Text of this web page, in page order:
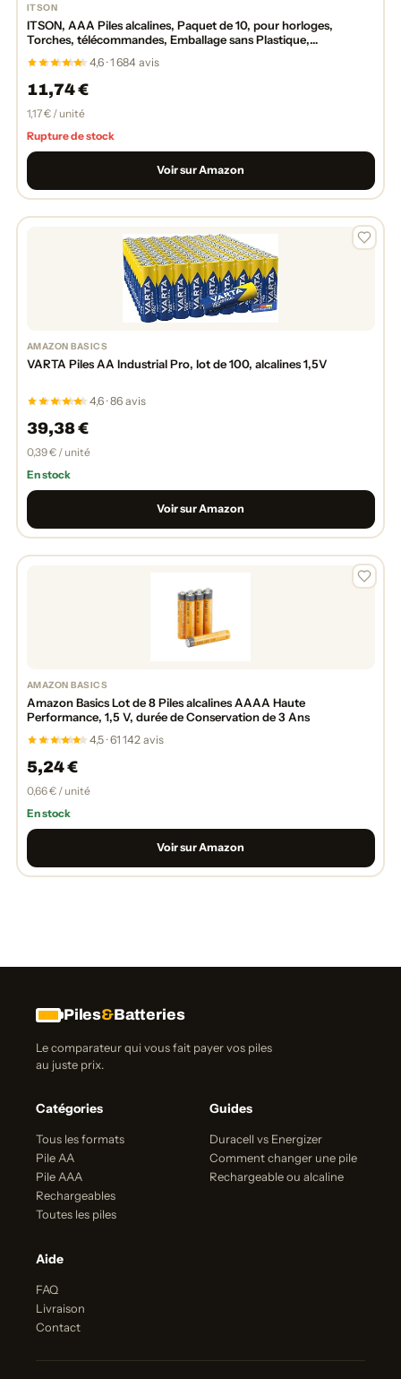
ITSON
ITSON, AAA Piles alcalines, Paquet de 10, pour horloges,
Torches, télécommandes, Emballage sans Plastique,
4,6 · 1 684 avis
11,74 €
1,17 € / unité
Rupture de stock
Voir sur Amazon
AMAZON BASICS
VARTA Piles AA Industrial Pro, lot de 100, alcalines 1,5V
4,6 · 86 avis
39,38 €
0,39 € / unité
En stock
Voir sur Amazon
AMAZON BASICS
Amazon Basics Lot de 8 Piles alcalines AAAA Haute
Performance, 1,5 V, durée de Conservation de 3 Ans
4,5 · 61 142 avis
5,24 €
0,66 € / unité
En stock
Voir sur Amazon
Piles&Batteries
Le comparateur qui vous fait payer vos piles
au juste prix.
Catégories
Tous les formats
Pile AA
Pile AAA
Rechargeables
Toutes les piles
Guides
Duracell vs Energizer
Comment changer une pile
Rechargeable ou alcaline
Aide
FAQ
Livraison
Contact